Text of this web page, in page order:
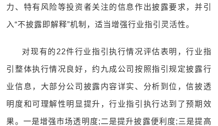
力、特有风险等投资者关注的信息作出披露要求，并引
入“不披露即解释”机制，适当增强行业指引灵活性。
对现有的22件行业指引执行情况评估表明，行业指
引整体执行情况良好，约九成公司按照指引规定披露行
业信息，大部分公司披露内容详实、分析到位，信披透
明度和可理解性明显提升，行业指引执行达到了预期效
果。一是增强市场透明度;二是提升披露便利度;三是提高